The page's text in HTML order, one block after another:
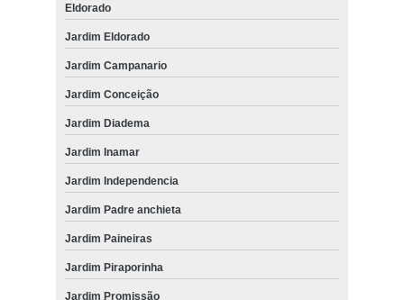
Eldorado
Jardim Eldorado
Jardim Campanario
Jardim Conceição
Jardim Diadema
Jardim Inamar
Jardim Independencia
Jardim Padre anchieta
Jardim Paineiras
Jardim Piraporinha
Jardim Promissão